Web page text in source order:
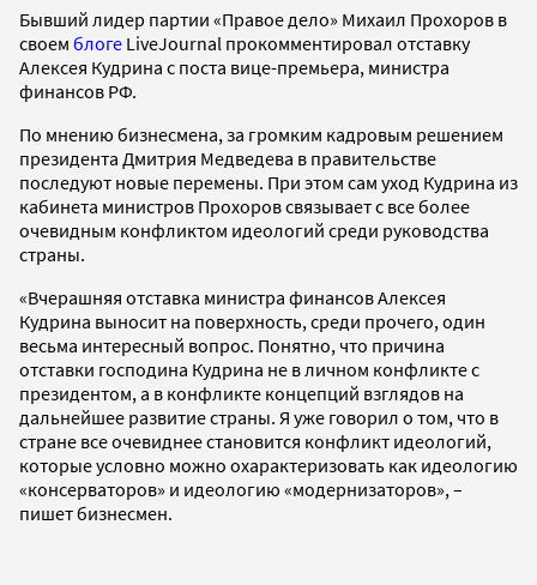
Бывший лидер партии «Правое дело» Михаил Прохоров в
своем блоге LiveJournal прокомментировал отставку
Алексея Кудрина с поста вице-премьера, министра
финансов РФ.
По мнению бизнесмена, за громким кадровым решением
президента Дмитрия Медведева в правительстве
последуют новые перемены. При этом сам уход Кудрина из
кабинета министров Прохоров связывает с все более
очевидным конфликтом идеологий среди руководства
страны.
«Вчерашняя отставка министра финансов Алексея
Кудрина выносит на поверхность, среди прочего, один
весьма интересный вопрос. Понятно, что причина
отставки господина Кудрина не в личном конфликте с
президентом, а в конфликте концепций взглядов на
дальнейшее развитие страны. Я уже говорил о том, что в
стране все очевиднее становится конфликт идеологий,
которые условно можно охарактеризовать как идеологию
«консерваторов» и идеологию «модернизаторов», –
пишет бизнесмен.